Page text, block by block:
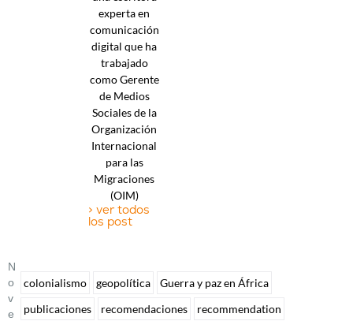
experta en
comunicación
digital que ha
trabajado
como Gerente
de Medios
Sociales de la
Organización
Internacional
para las
Migraciones
(OIM)
> ver todos
los post
N
O
V
E
colonialismo geopolítica
Guerra y paz en África
publicaciones
recomendaciones
recommendation